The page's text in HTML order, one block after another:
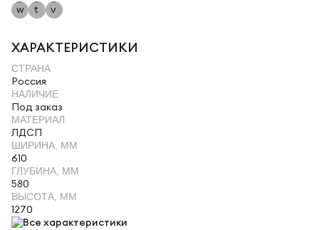
ХАРАКТЕРИСТИКИ
СТРАНА
Россия
НАЛИЧИЕ
Под заказ
МАТЕРИАЛ
ЛДСП
ШИРИНА, ММ
610
ГЛУБИНА, ММ
580
ВЫСОТА, ММ
1270
Все характеристики